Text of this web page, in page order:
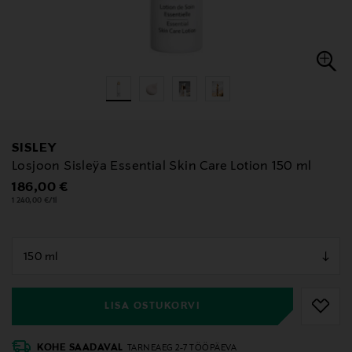
SISLEY
Losjoon Sisleÿa Essential Skin Care Lotion 150 ml
Original Price
186,00 €
1 240,00 €/1l
LISA OSTUKORVI
KOHE SAADAVAL TARNEAEG 2-7 TÖÖPÄEVA